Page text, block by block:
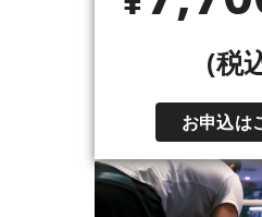
(税
お申込は